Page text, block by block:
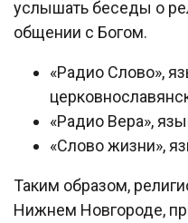
услышать беседы о
общении с Богом.
«Радио Слово»,
«Радио Вера»,
«Слово жизни»,
Таким образом,
Нижнем Новгороде,